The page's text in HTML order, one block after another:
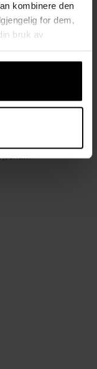
kombinere den
for dem,
bruk av
serveringsmiljøer.
sete og
lange
med en
skum